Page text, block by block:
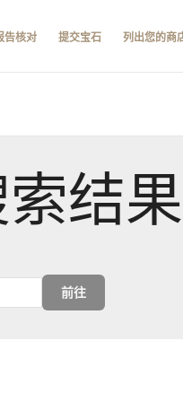
告核对 提交宝石 列出您的商
结果
前往